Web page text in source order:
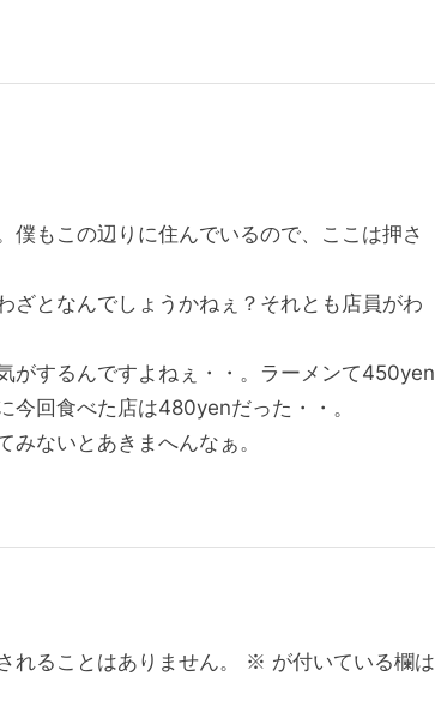
僕もこの辺りに住んでいるので、ここは押さ
ざとなんでしょうかねぇ？それとも店員がわ
がするんですよねぇ・・。ラーメンて450yen
今回食べた店は480yenだった・・。
みないとあきまへんなぁ。
れることはありません。 ※ が付いている欄は